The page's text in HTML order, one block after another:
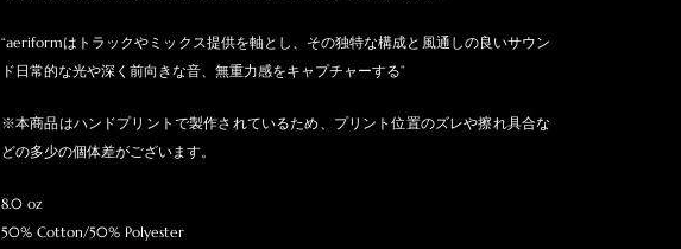
“aeriformはトラックやミックス提供を軸とし、その独特な構成と風通しの良いサウン
ド日常的な光や深く前向きな音、無重力感をキャプチャーする”
※本商品はハンドプリントで製作されているため、プリント位置のズレや擦れ具合な
どの多少の個体差がございます。
8.0 oz
50% Cotton/50% Polyester